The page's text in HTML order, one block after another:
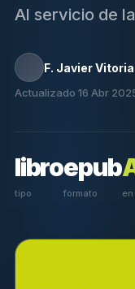
Al servicio de
F. Javier
Actualizado 16 Abr
libro
tipo
epub
formato